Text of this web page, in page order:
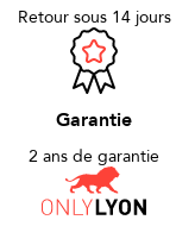
Retour sous 14 jours
Garantie
2 ans de garantie